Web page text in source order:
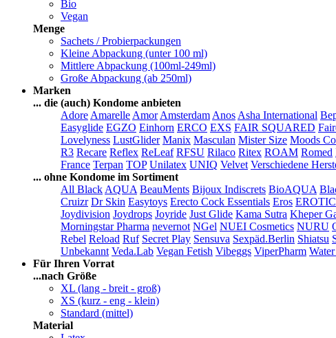
Bio
Vegan
Menge
Sachets / Probierpackungen
Kleine Abpackung (unter 100 ml)
Mittlere Abpackung (100ml-249ml)
Große Abpackung (ab 250ml)
Marken
... die (auch) Kondome anbieten
Adore Amarelle Amor Amsterdam Anos Asha International
Easyglide EGZO Einhorn ERCO EXS FAIR SQUARED
Lovelyness LustGlider Manix Masculan Mister Size Moods
R3 Recare Reflex ReLeaf RFSU Rilaco Ritex ROAM Romed
France Terpan TOP Unilatex UNIQ Velvet Verschiedene
... ohne Kondome im Sortiment
All Black AQUA BeauMents Bijoux Indiscrets BioAQUA
Cruizr Dr Skin Easytoys Erecto Cock Essentials Eros
Joydivision Joydrops Joyride Just Glide Kama Sutra Kheper
Morningstar Pharma nevernot NGel NUEI Cosmetics NURU
Rebel Reload Ruf Secret Play Sensuva Sexpäd.Berlin Shiatsu
Unbekannt Veda.Lab Vegan Fetish Vibeggs ViperPharm
Für Ihren Vorrat
...nach Größe
XL (lang - breit - groß)
XS (kurz - eng - klein)
Standard (mittel)
Material